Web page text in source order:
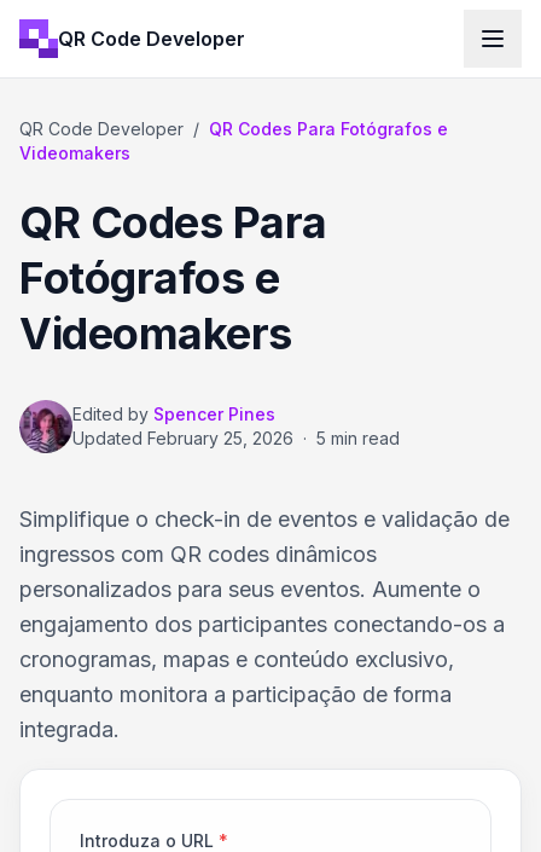
QR Code Developer
QR Code Developer / QR Codes Para Fotógrafos e
Videomakers
QR Codes Para
Fotógrafos e
Videomakers
Edited by Spencer Pines
Updated February 25, 2026 · 5 min read
Simplifique o check-in de eventos e validação de
ingressos com QR codes dinâmicos
personalizados para seus eventos. Aumente o
engajamento dos participantes conectando-os a
cronogramas, mapas e conteúdo exclusivo,
enquanto monitora a participação de forma
integrada.
Introduza o URL *